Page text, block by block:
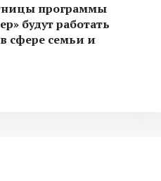
программы
будут работать
сфере семьи и